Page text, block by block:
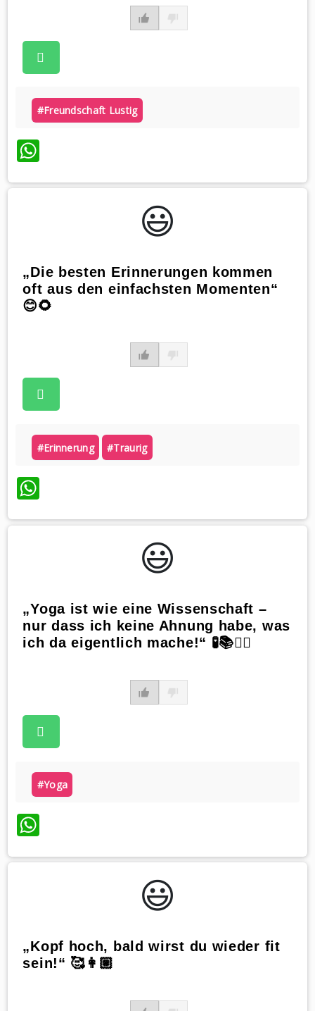
#freundschaft Lustig
WhatsApp
😃️
„Die besten Erinnerungen kommen
oft aus den einfachsten Momenten“
😊🌻
#erinnerung #traurig
WhatsApp
😃️
„Yoga ist wie eine Wissenschaft –
nur dass ich keine Ahnung habe, was
ich da eigentlich mache!“ 🧪📚🧘‍♀️
#yoga
WhatsApp
😃️
„Kopf hoch, bald wirst du wieder fit
sein!“ 🥰👩🏼